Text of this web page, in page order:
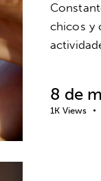
chicos y
8 de
1K Views